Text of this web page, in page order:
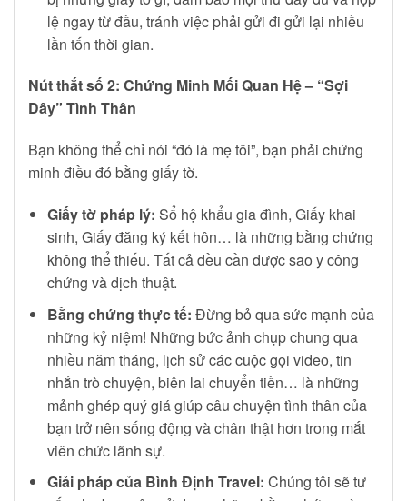
lệ ngay từ đầu, tránh việc phải gửi đi gửi lại nhiều
lần tốn thời gian.
Nút thắt số 2: Chứng Minh Mối Quan Hệ – “Sợi
Dây” Tình Thân
Bạn không thể chỉ nói “đó là mẹ tôi”, bạn phải chứng
minh điều đó bằng giấy tờ.
Giấy tờ pháp lý: Sổ hộ khẩu gia đình, Giấy khai
sinh, Giấy đăng ký kết hôn… là những bằng chứng
không thể thiếu. Tất cả đều cần được sao y công
chứng và dịch thuật.
Bằng chứng thực tế: Đừng bỏ qua sức mạnh của
những kỷ niệm! Những bức ảnh chụp chung qua
nhiều năm tháng, lịch sử các cuộc gọi video, tin
nhắn trò chuyện, biên lai chuyển tiền… là những
mảnh ghép quý giá giúp câu chuyện tình thân của
bạn trở nên sống động và chân thật hơn trong mắt
viên chức lãnh sự.
Giải pháp của Bình Định Travel: Chúng tôi sẽ tư